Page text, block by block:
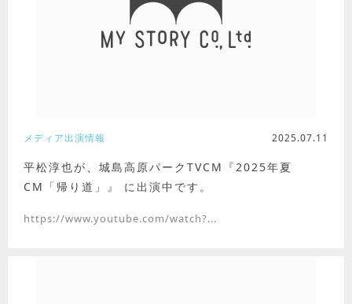
平松淳也が、城島高原パークTVCM『2025年夏
CM「帰り道」』 に出演中です。
メディア出演情報 2025.07.11
https://www.youtube.com/watch?...